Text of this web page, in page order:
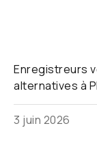
Enregistreurs
alternatives à
3 juin 2026